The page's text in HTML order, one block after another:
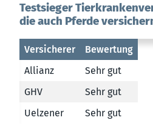
Testsieger
die auch Pferde
Versicherer
Bewertung
Allianz
Sehr gut
GHV
Sehr gut
Uelzener
Sehr gut